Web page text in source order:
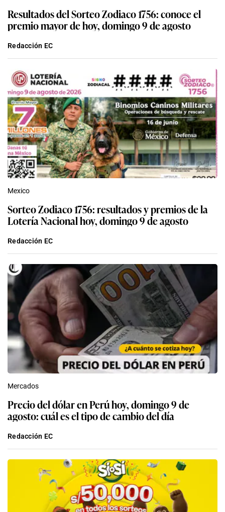
Resultados del Sorteo Zodiaco 1756: conoce el
premio mayor de hoy, domingo 9 de agosto
Redacción EC
Mexico
Sorteo Zodiaco 1756: resultados y premios de la
Lotería Nacional hoy, domingo 9 de agosto
Redacción EC
Mercados
Precio del dólar en Perú hoy, domingo 9 de
agosto: cuál es el tipo de cambio del día
Redacción EC